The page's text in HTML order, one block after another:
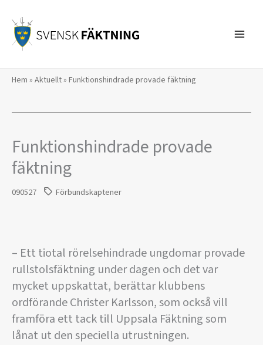
innehåll
Hem » Aktuellt» Funktionshindrade provade fäktning
Funktionshindrade provade
fäktning
090527 Förbundskaptener
– Ett tiotal rörelsehindrade ungdomar provade
rullstolsfäktning under dagen och det var
mycket uppskattat, berättar klubbens
ordförande Christer Karlsson, som också vill
framföra ett tack till Uppsala Fäktning som
lånat ut den speciella utrustningen.